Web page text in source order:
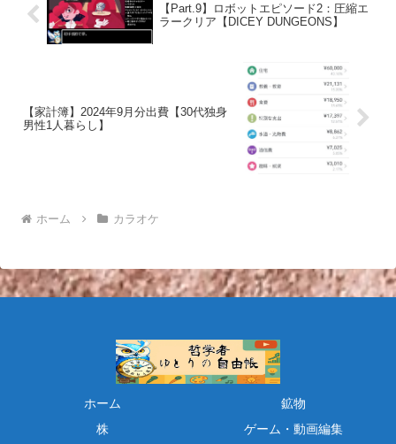
【Part.9】ロボットエピソード2：圧縮エ
ラークリア【DICEY DUNGEONS】
【家計簿】2024年9月分出費【30代独身
男性1人暮らし】
ホーム カラオケ
ホーム
鉱物
株
ゲーム・動画編集